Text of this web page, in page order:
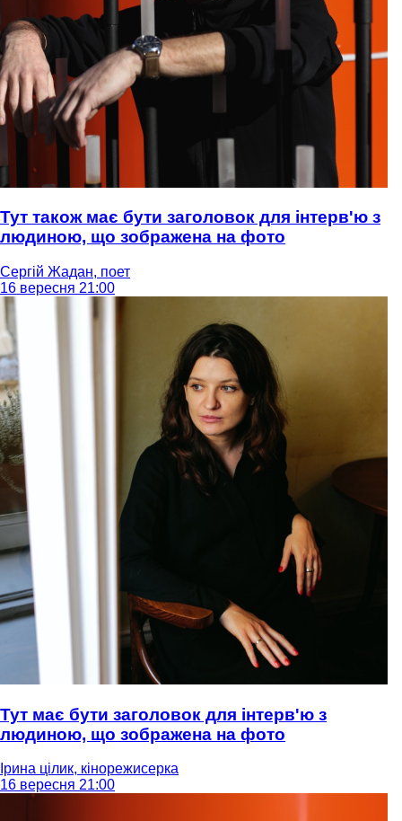
Тут також має бути заголовок для інтерв'ю з
людиною, що зображена на фото
Сергій Жадан, поет
16 вересня 21:00
Тут має бути заголовок для інтерв'ю з
людиною, що зображена на фото
Ірина цілик, кінорежисерка
16 вересня 21:00